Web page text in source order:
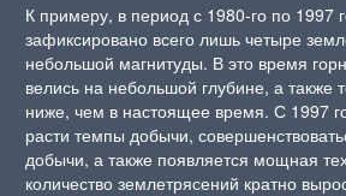
К примеру, в период с 1980-го по 1997
зафиксировано всего лишь четыре
небольшой магнитуды. В это время
велись на небольшой глубине, а
ниже, чем в настоящее время. С 1997
расти темпы добычи,
добычи, а также появляется мощная
количество землетрясений кратно